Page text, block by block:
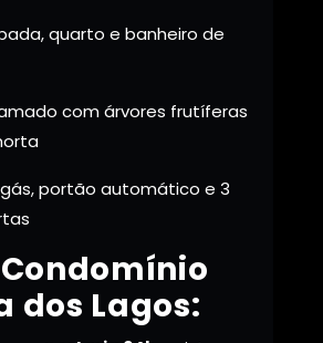
quarto e banheiro de
com árvores frutíferas
portão automático e 3
dos Lagos: